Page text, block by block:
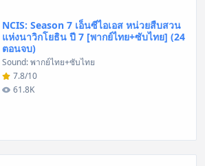
NCIS: Season 7 เอ็นซีไอเอส หน่วยสืบสวน
แห่งนาวิกโยธิน ปี 7 [พากย์ไทย+ซับไทย] (24
ตอนจบ)
Sound: พากย์ไทย+ซับไทย
7.8/10
61.8K